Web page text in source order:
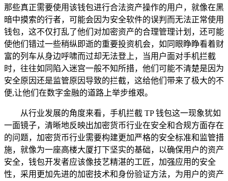
那些真正需要使用该钱包进行合法资产操作的用户，就像在黑
暗中摸索的行者，可能会因为安全软件的误判而无法正常使用
钱包，这不仅打乱了他们对加密资产的合理管理计划，还可能
使他们错过一些稍纵即逝的重要投资机会，如同眼睁睁看着财
富的列车从身边呼啸而过却无法登上，当用户面对手机拦截
时，往往如同陷入迷宫一般不知所措，他们可能不清楚是因为
安全原因还是监管原因导致的拦截，这给他们带来了极大的不
便,让他们在数字金融的道路上举步维艰。
从行业发展的角度来看，手机拦截 TP 钱包这一现象犹如
一面镜子，清晰地反映出加密货币行业在安全和合规方面存在
的问题，加密货币行业需要构建更加严格的安全标准和监管措
施，就像为一座高楼大厦打下坚实的基础，以确保用户的资产
安全，钱包开发者应该像技艺精湛的工匠，加强应用的安全
性，采用更加先进的加密技术和身份验证方法，为用户的资产